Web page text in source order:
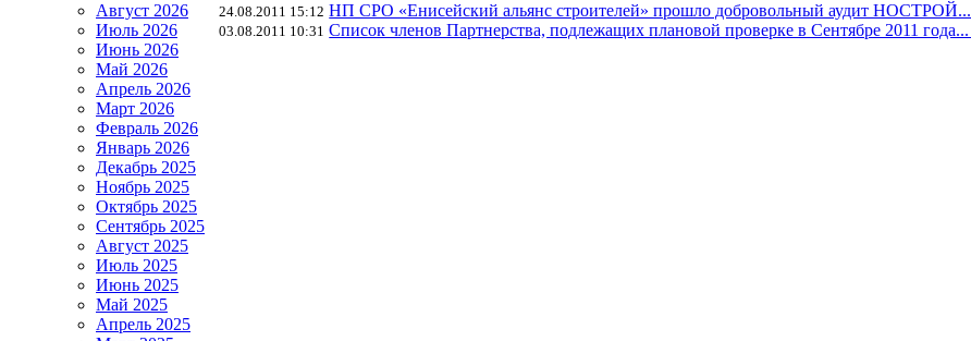
Август 2026
Июль 2026
Июнь 2026
Май 2026
Апрель 2026
Март 2026
Февраль 2026
Январь 2026
Декабрь 2025
Ноябрь 2025
Октябрь 2025
Сентябрь 2025
Август 2025
Июль 2025
Июнь 2025
Май 2025
Апрель 2025
24.08.2011 15:12 НП СРО «Енисейский альянс строителей» прошло добровольный аудит НОСТРОЙ...
03.08.2011 10:31 Список членов Партнерства, подлежащих плановой проверке в Сентябре 2011 года...